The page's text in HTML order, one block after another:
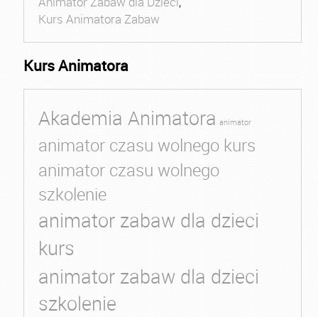
Kurs Animatora Zabaw
Kurs Animatora
Akademia Animatora animator
animator czasu wolnego kurs
animator czasu wolnego
szkolenie
animator zabaw dla dzieci
kurs
animator zabaw dla dzieci
szkolenie